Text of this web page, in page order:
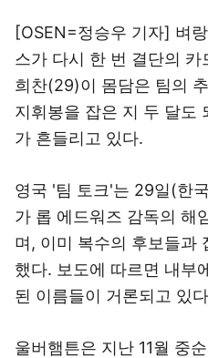
[OSEN=정승우 기자] 벼
스가 다시 한 번 결단의
희찬(29)이 몸담은 팀의
지휘봉을 잡은 지 두 달도
가 흔들리고 있다.
영국 '팀 토크'는 29일(한
가 롭 에드워즈 감독의 해
며, 이미 복수의 후보들과
했다. 보도에 따르면 내부
된 이름들이 거론되고 있
울버햄튼은 지난 11월 중